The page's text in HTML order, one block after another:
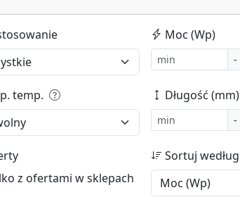
Moc (Wp)
-
temp. Długość (mm)
-
z ofertami w sklepach
Sortuj według